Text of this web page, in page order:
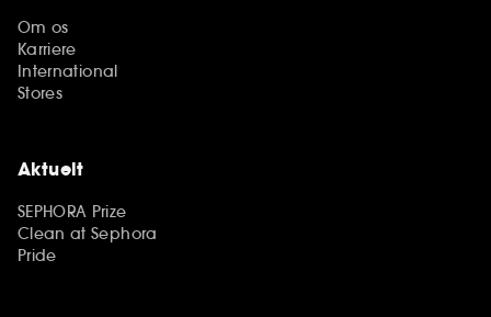
Om os
Karriere
International
Stores
Aktuelt
SEPHORA Prize
Clean at Sephora
Pride